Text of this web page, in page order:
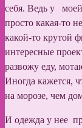
себя. Ведь у
просто какая-то
какой-то крутой
интересные
развожу еду,
Иногда кажется,
на морозе, чем
И одежда у нее